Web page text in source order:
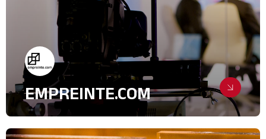
EMPREINTE.COM
Un accompagnement média et